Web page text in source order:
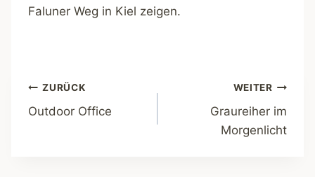
Faluner Weg in Kiel zeigen.
Beitragsnavigation
ZURÜCK
Outdoor Office
WEITER
Graureiher im
Morgenlicht